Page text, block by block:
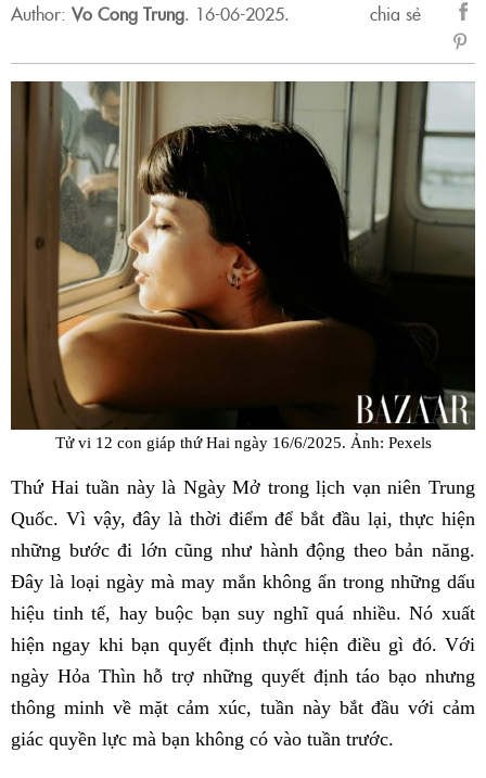
Author: Vo Cong Trung. 16-06-2025.
chia sẻ
sẻ
Tử vi 12 con giáp thứ Hai ngày 16/6/2025. Ảnh: Pexels
Thứ Hai tuần này là Ngày Mở trong lịch vạn niên Trung
Quốc. Vì vậy, đây là thời điểm để bắt đầu lại, thực hiện
những bước đi lớn cũng như hành động theo bản năng.
Đây là loại ngày mà may mắn không ẩn trong những dấu
hiệu tinh tế, hay buộc bạn suy nghĩ quá nhiều. Nó xuất
hiện ngay khi bạn quyết định thực hiện điều gì đó. Với
ngày Hỏa Thìn hỗ trợ những quyết định táo bạo nhưng
thông minh về mặt cảm xúc, tuần này bắt đầu với cảm
giác quyền lực mà bạn không có vào tuần trước.